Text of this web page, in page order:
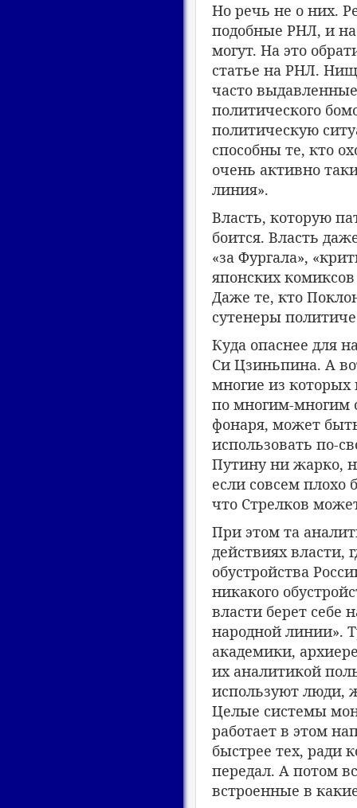
Но речь не о них.
подобные РНЛ, и
могут. На это
статье на РНЛ.
часто
политического
политическую
способны те, кто
очень активно
линия».
Власть, которую
боится. Власть
«за Фургала»,
японских
Даже те, кто
сутенеры
Куда опаснее для
Си Цзиньпина. А
многие из
по многим-многим
фонаря, может
использовать по-
Путину ни жарко,
если совсем плохо
что Стрелков
При этом та
действиях власти,
обустройства
никакого
власти берет себе
народной линии».
академики,
их аналитикой
используют люди,
Целые системы
работает в этом
быстрее тех, ради
передал. А потом
встроенные в